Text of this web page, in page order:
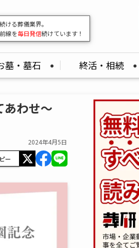
ける葬儀業界。
線を毎日発信続けています！
墓・墓石 終活・相続
わせ～
2024年4月5日
ー